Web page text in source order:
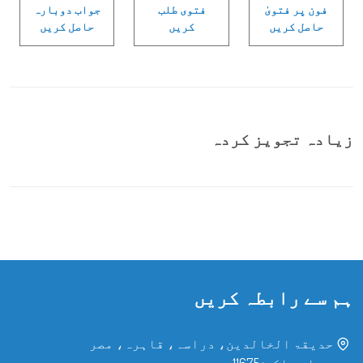
فون پر فتویٰ
حاصل کریں
فتوی طلب
کریں
جواب دوبارہ
حاصل کریں
زیادہ تجویز کردہ
ہم سے رابطہ کریں
حدیقۃ الخالدین، دراسہ، قاہرہ، مصر